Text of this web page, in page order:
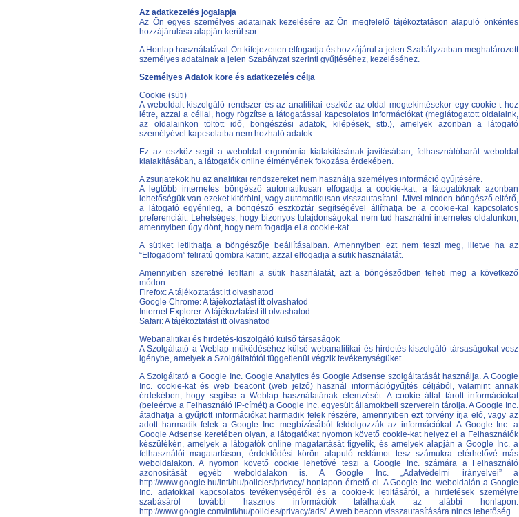
Az adatkezelés jogalapja
Az Ön egyes személyes adatainak kezelésére az Ön megfelelő tájékoztatáson alapuló önkéntes
hozzájárulása alapján kerül sor.
A Honlap használatával Ön kifejezetten elfogadja és hozzájárul a jelen Szabályzatban meghatározott
személyes adatainak a jelen Szabályzat szerinti gyűjtéséhez, kezeléséhez.
Személyes Adatok köre és adatkezelés célja
Cookie (süti)
A weboldalt kiszolgáló rendszer és az analitikai eszköz az oldal megtekintésekor egy cookie-t hoz
létre, azzal a céllal, hogy rögzítse a látogatással kapcsolatos információkat (meglátogatott oldalaink,
az oldalainkon töltött idő, böngészési adatok, kilépések, stb.), amelyek azonban a látogató
személyével kapcsolatba nem hozható adatok.
Ez az eszköz segít a weboldal ergonómia kialakításának javításában, felhasználóbarát weboldal
kialakításában, a látogatók online élményének fokozása érdekében.
A zsurjatekok.hu az analitikai rendszereket nem használja személyes információ gyűjtésére.
A legtöbb internetes böngésző automatikusan elfogadja a cookie-kat, a látogatóknak azonban
lehetőségük van ezeket kitörölni, vagy automatikusan visszautasítani. Mivel minden böngésző eltérő,
a látogató egyénileg, a böngésző eszköztár segítségével állíthatja be a cookie-kal kapcsolatos
preferenciáit. Lehetséges, hogy bizonyos tulajdonságokat nem tud használni internetes oldalunkon,
amennyiben úgy dönt, hogy nem fogadja el a cookie-kat.
A sütiket letilthatja a böngészője beállításaiban. Amennyiben ezt nem teszi meg, illetve ha az
“Elfogadom” feliratú gombra kattint, azzal elfogadja a sütik használatát.
Amennyiben szeretné letiltani a sütik használatát, azt a böngésződben teheti meg a következő
módon:
Firefox:A tájékoztatást itt olvashatod
Google Chrome:A tájékoztatást itt olvashatod
Internet Explorer:A tájékoztatást itt olvashatod
Safari:A tájékoztatást itt olvashatod
Webanalitikai és hirdetés-kiszolgáló külső társaságok
A Szolgáltató a Weblap működéséhez külső webanalitikai és hirdetés-kiszolgáló társaságokat vesz
igénybe, amelyek a Szolgáltatótól függetlenül végzik tevékenységüket.
A Szolgáltató a Google Inc. Google Analytics és Google Adsense szolgáltatását használja. A Google
Inc. cookie-kat és web beacont (web jelző) használ információgyűjtés céljából, valamint annak
érdekében, hogy segítse a Weblap használatának elemzését. A cookie által tárolt információkat
(beleértve a Felhasználó IP-címét) a Google Inc. egyesült államokbeli szerverein tárolja. A Google Inc.
átadhatja a gyűjtött információkat harmadik felek részére, amennyiben ezt törvény írja elő, vagy az
adott harmadik felek a Google Inc. megbízásából feldolgozzák az információkat. A Google Inc. a
Google Adsense keretében olyan, a látogatókat nyomon követő cookie-kat helyez el a Felhasználók
készülékén, amelyek a látogatók online magatartását figyelik, és amelyek alapján a Google Inc. a
felhasználói magatartáson, érdeklődési körön alapuló reklámot tesz számukra elérhetővé más
weboldalakon. A nyomon követő cookie lehetővé teszi a Google Inc. számára a Felhasználó
azonosítását egyéb weboldalakon is. A Google Inc. „Adatvédelmi irányelvei” a
http://www.google.hu/intl/hu/policies/privacy/ honlapon érhető el. A Google Inc. weboldalán a Google
Inc. adatokkal kapcsolatos tevékenységéről és a cookie-k letiltásáról, a hirdetések személyre
szabásáról további hasznos információk találhatóak az alábbi honlapon:
http://www.google.com/intl/hu/policies/privacy/ads/. A web beacon visszautasítására nincs lehetőség.